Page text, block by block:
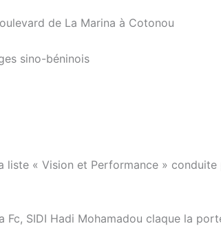
de La Marina à Cotonou
sino-béninois
liste « Vision et Performance » conduite
SIDI Hadi Mohamadou claque la